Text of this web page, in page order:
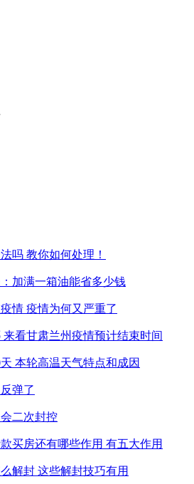
吗 教你如何处理！
加满一箱油能省多少钱
情 疫情为何又严重了
看甘肃兰州疫情预计结束时间
本轮高温天气特点和成因
弹了
二次封控
买房还有哪些作用 有五大作用
解封 这些解封技巧有用